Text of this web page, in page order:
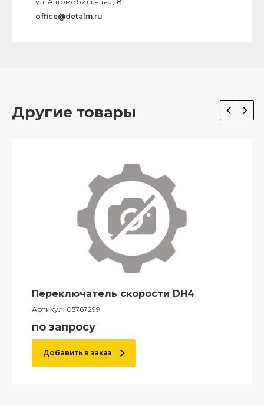
office@detalm.ru
Другие товары
Переключатель скорости DH4
Артикул: 05767299
по запросу
Добавить в заказ